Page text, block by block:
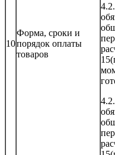
10
Форма, сроки и
порядок оплаты
товаров